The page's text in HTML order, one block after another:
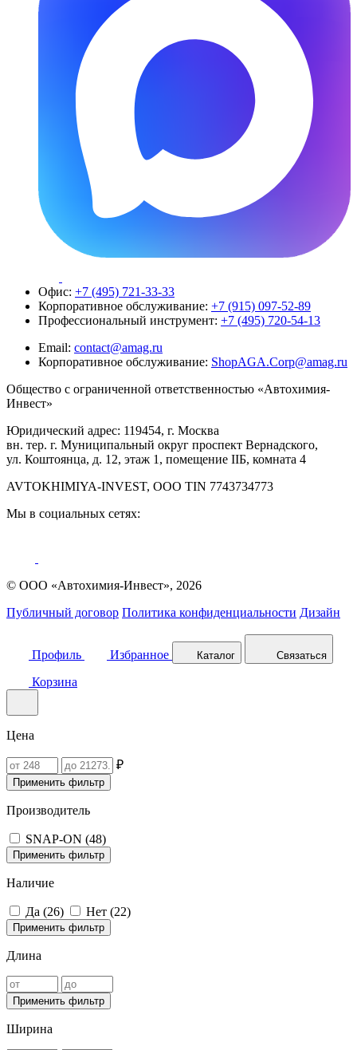
Офис: +7 (495) 721-33-33
Корпоративное обслуживание: +7 (915) 097-52-89
Профессиональный инструмент: +7 (495) 720-54-13
Email: contact@amag.ru
Корпоративное обслуживание: ShopAGA.Corp@amag.ru
Общество с ограниченной ответственностью «Автохимия-
Инвест»
Юридический адрес: 119454, г. Москва
вн. тер. г. Муниципальный округ проспект Вернадского,
ул. Коштоянца, д. 12, этаж 1, помещение IIБ, комната 4
AVTOKHIMIYA-INVEST, OOO TIN 7743734773
Мы в социальных сетях:
© ООО «Автохимия-Инвест», 2026
Публичный договор Политика конфиденциальности Дизайн
Профиль Избранное Каталог Связаться
Корзина
Цена
₽
Применить фильтр
Производитель
SNAP-ON (48)
Применить фильтр
Наличие
Да (26) Нет (22)
Применить фильтр
Длина
Применить фильтр
Ширина